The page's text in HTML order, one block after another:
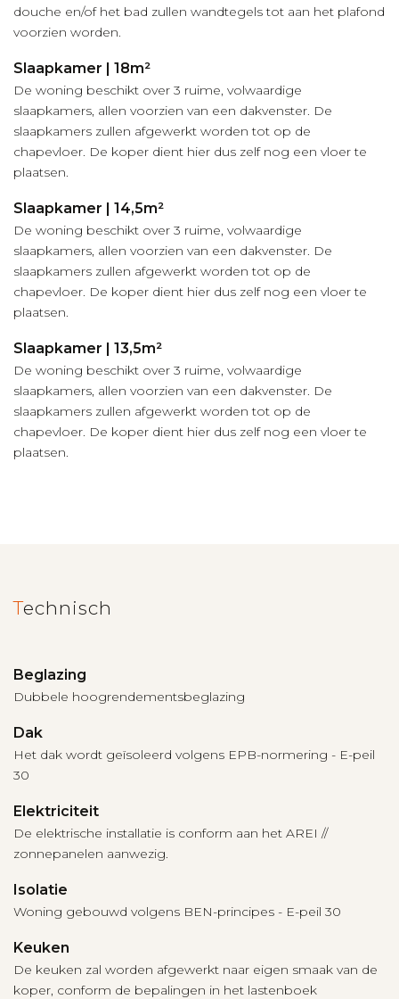
douche en/of het bad zullen wandtegels tot aan het plafond
voorzien worden.
Slaapkamer | 18m²
De woning beschikt over 3 ruime, volwaardige
slaapkamers, allen voorzien van een dakvenster. De
slaapkamers zullen afgewerkt worden tot op de
chapevloer. De koper dient hier dus zelf nog een vloer te
plaatsen.
Slaapkamer | 14,5m²
De woning beschikt over 3 ruime, volwaardige
slaapkamers, allen voorzien van een dakvenster. De
slaapkamers zullen afgewerkt worden tot op de
chapevloer. De koper dient hier dus zelf nog een vloer te
plaatsen.
Slaapkamer | 13,5m²
De woning beschikt over 3 ruime, volwaardige
slaapkamers, allen voorzien van een dakvenster. De
slaapkamers zullen afgewerkt worden tot op de
chapevloer. De koper dient hier dus zelf nog een vloer te
plaatsen.
Technisch
Beglazing
Dubbele hoogrendementsbeglazing
Dak
Het dak wordt geïsoleerd volgens EPB-normering - E-peil
30
Elektriciteit
De elektrische installatie is conform aan het AREI //
zonnepanelen aanwezig.
Isolatie
Woning gebouwd volgens BEN-principes - E-peil 30
Keuken
De keuken zal worden afgewerkt naar eigen smaak van de
koper, conform de bepalingen in het lastenboek